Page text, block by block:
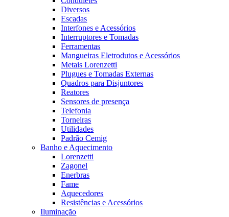
Diversos
Escadas
Interfones e Acessórios
Interruptores e Tomadas
Ferramentas
Mangueiras Eletrodutos e Acessórios
Metais Lorenzetti
Plugues e Tomadas Externas
Quadros para Disjuntores
Reatores
Sensores de presença
Telefonia
Torneiras
Utilidades
Padrão Cemig
Banho e Aquecimento
Lorenzetti
Zagonel
Enerbras
Fame
Aquecedores
Resistências e Acessórios
Iluminação